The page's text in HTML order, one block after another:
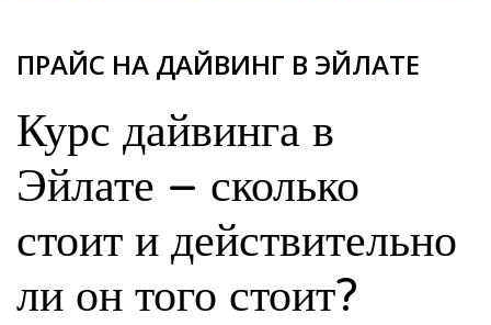
ПРАЙС НА ДАЙВИНГ В ЭЙЛАТЕ
Курс дайвинга в
Эйлате – сколько
стоит и действительно
ли он того стоит?